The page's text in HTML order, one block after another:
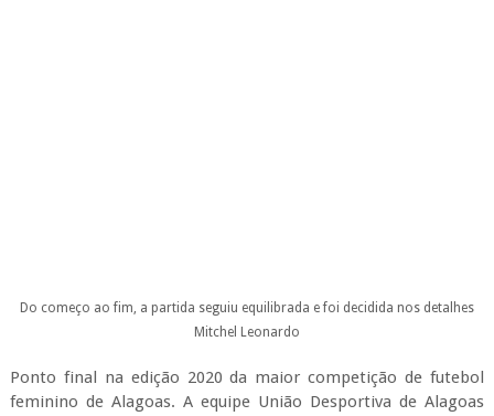
aproveitou a sobra de bola e abriu o placar no Rei Pelé. No
segundo tempo, quando o jogo entrava num momento
terceiro título da Copa Rainha Marta para o time da UDA.